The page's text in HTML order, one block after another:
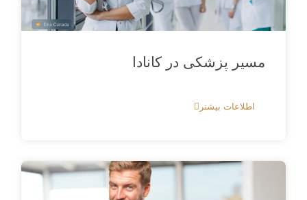
مسیر پزشکی در کانادا
اطلاعات بیشتر